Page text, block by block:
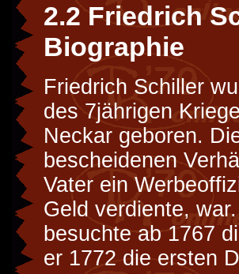
2.2 Friedrich
Biographie
Friedrich Schiller
des 7jährigen
Neckar geboren.
bescheidenen
Vater ein
Geld verdiente,
besuchte ab 1767
er 1772 die ersten